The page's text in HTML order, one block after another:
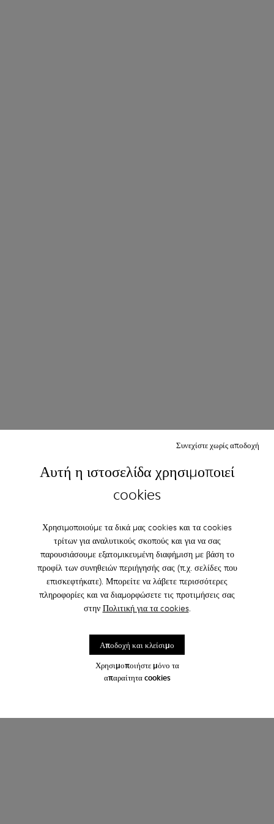
Αυτή η ιστοσελίδα χρησιμοποιεί
cookies
Χρησιμοποιούμε τα δικά μας cookies και τα cookies
τρίτων για αναλυτικούς σκοπούς και για να σας
παρουσιάσουμε εξατομικευμένη διαφήμιση με βάση το
προφίλ των συνηθειών περιήγησής σας (π.χ. σελίδες που
επισκεφτήκατε). Μπορείτε να λάβετε περισσότερες
πληροφορίες και να διαμορφώσετε τις προτιμήσεις σας
στην Πολιτική για τα cookies.
Χρησιμοποιήστε μόνο τα
απαραίτητα cookies
Συνεχίστε χωρίς αποδοχή
Αποδοχή και κλείσιμο